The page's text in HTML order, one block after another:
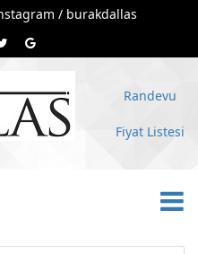
/ burakdallas
Randevu
Fiyat Listesi